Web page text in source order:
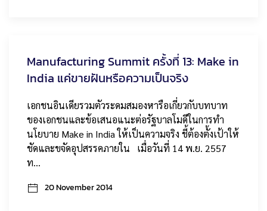
Manufacturing Summit ครั้งที่ 13: Make in
India แค่ขายฝันหรือความเป็นจริง
เอกชนอินเดียรวมตัวระดมสมองหารือเกี่ยวกับบทบาท
ของเอกชนและข้อเสนอแนะต่อรัฐบาลโมดีในการทำ
นโยบาย Make in India ให้เป็นความจริง ชี้ต้องตั้งเป้าให้
ชัดและขจัดอุปสรรคภายใน เมื่อวันที่ 14 พ.ย. 2557
ท…
20 November 2014